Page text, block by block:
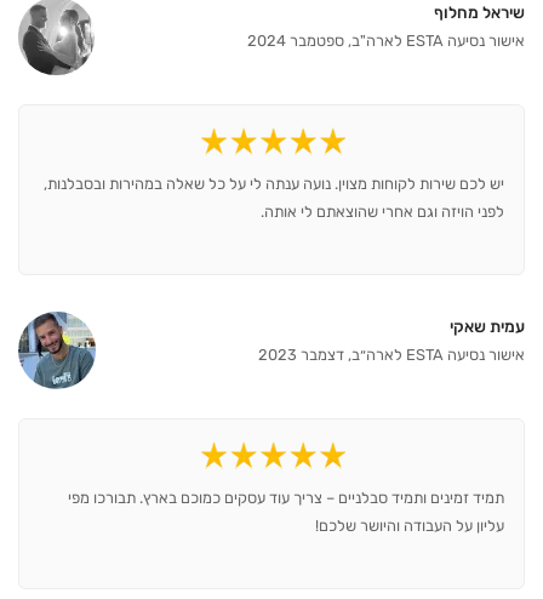
שיראל מחלוף
אישור נסיעה ESTA לארה"ב, ספטמבר 2024
יש לכם שירות לקוחות מצוין. נועה ענתה לי על כל שאלה במהירות ובסבלנות,
לפני הויזה וגם אחרי שהוצאתם לי אותה.
עמית שאקי
אישור נסיעה ESTA לארה״ב, דצמבר 2023
תמיד זמינים ותמיד סבלניים – צריך עוד עסקים כמוכם בארץ. תבורכו מפי
עליון על העבודה והיושר שלכם!